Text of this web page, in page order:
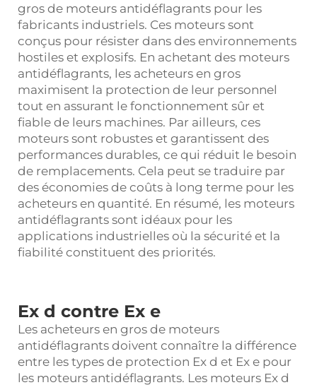
gros de moteurs antidéflagrants pour les
fabricants industriels. Ces moteurs sont
conçus pour résister dans des environnements
hostiles et explosifs. En achetant des moteurs
antidéflagrants, les acheteurs en gros
maximisent la protection de leur personnel
tout en assurant le fonctionnement sûr et
fiable de leurs machines. Par ailleurs, ces
moteurs sont robustes et garantissent des
performances durables, ce qui réduit le besoin
de remplacements. Cela peut se traduire par
des économies de coûts à long terme pour les
acheteurs en quantité. En résumé, les moteurs
antidéflagrants sont idéaux pour les
applications industrielles où la sécurité et la
fiabilité constituent des priorités.
Ex d contre Ex e
Les acheteurs en gros de moteurs
antidéflagrants doivent connaître la différence
entre les types de protection Ex d et Ex e pour
les moteurs antidéflagrants. Les moteurs Ex d